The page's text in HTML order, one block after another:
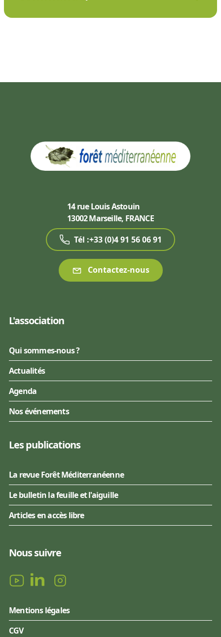
14 rue Louis Astouin
13002 Marseille, FRANCE
Tél :+33 (0)4 91 56 06 91
Contactez-nous
L'association
Qui sommes-nous ?
Actualités
Agenda
Nos événements
Les publications
La revue Forêt Méditerranéenne
Le bulletin la feuille et l'aiguille
Articles en accès libre
Nous suivre
Mentions légales
CGV